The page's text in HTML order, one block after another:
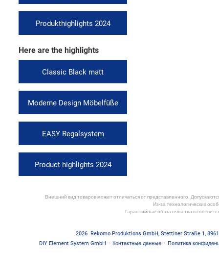
Produkthighlights 2024
Here are the highlights
Classic Black matt
Moderne Design Möbelfüße
EASY Regalsystem
Product highlights 2024
Внешний вид товаров может отличаться от представленного.
Из-за технологических
Гарантийные обязательства в
2026 Rekomo Produktions GmbH, Stettiner Straße 1,
DIY Element System GmbH · Контактные данные · Политика